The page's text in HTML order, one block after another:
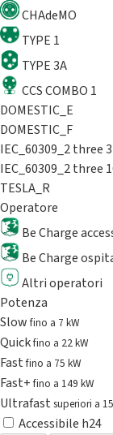
CHAdeMO
TYPE 1
TYPE 3A
CCS COMBO 1
DOMESTIC_E
DOMESTIC_F
IEC_60309_2 three
IEC_60309_2 three
TESLA_R
Operatore
Be Charge
Be Charge
Altri operatori
Potenza
Slowfino a 7 kW
Quickfino a 22 kW
Fastfino a 75 kW
Fast+fino a 149 kW
Ultrafast superiori a
Accessibile h24